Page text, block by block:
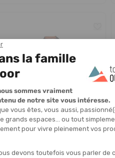
RAIN.RDY EXPEDITION 100L